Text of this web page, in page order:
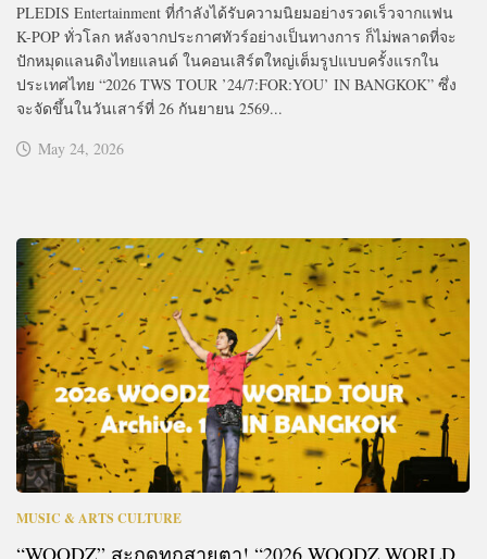
PLEDIS Entertainment ที่กำลังได้รับความนิยมอย่างรวดเร็วจากแฟน
K-POP ทั่วโลก หลังจากประกาศทัวร์อย่างเป็นทางการ ก็ไม่พลาดที่จะ
ปักหมุดแลนดิงไทยแลนด์ ในคอนเสิร์ตใหญ่เต็มรูปแบบครั้งแรกใน
ประเทศไทย “2026 TWS TOUR ’24/7:FOR:YOU’ IN BANGKOK” ซึ่ง
จะจัดขึ้นในวันเสาร์ที่ 26 กันยายน 2569...
May 24, 2026
MUSIC & ARTS CULTURE
“WOODZ” สะกดทุกสายตา! “2026 WOODZ WORLD